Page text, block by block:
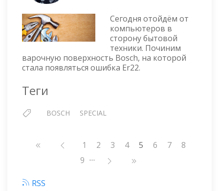
ОШИБКА
ER22
Сегодня отойдём от
компьютеров в
сторону бытовой
техники. Починим
варочную поверхность Bosch, на которой
стала появляться ошибка Er22.
Теги
BOSCH SPECIAL
Нумерация
Страница
1 Страница
2 Страница
3 Страница
4 5 Страница
6 Страница
7 Страница
8
Страница
9 …
RSS